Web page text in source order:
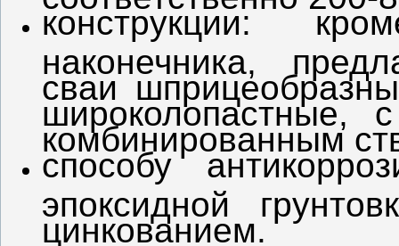
конструкции:
наконечника,
сваи
комбинированным
способу
эпоксидной
цинкованием.